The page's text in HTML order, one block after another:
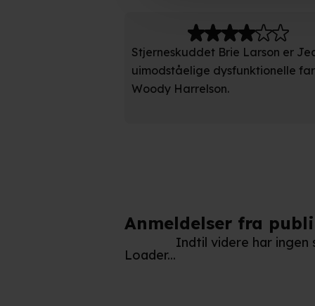
Indsamle præcise
Identificere din enhed
Du kan altid trække dit
Når vi anvender cookies,
læse mere om vores brug af
Stjerneskuddet Brie Larson er
uimodståelige dysfunktionelle
Woody Harrelson.
Anmeldelser fra
Loader...
Indtil videre har